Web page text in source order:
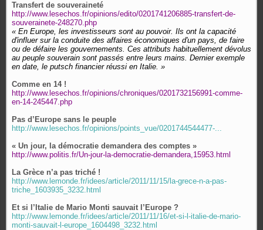
Transfert de souveraineté
http://www.lesechos.fr/opinions/edito/0201741206885-transfert-de-
souverainete-248270.php
« En Europe, les investisseurs sont au pouvoir. Ils ont la capacité
d'influer sur la conduite des affaires économiques d'un pays, de faire
ou de défaire les gouvernements. Ces attributs habituellement dévolus
au peuple souverain sont passés entre leurs mains. Dernier exemple
en date, le putsch financier réussi en Italie. »
Comme en 14 !
http://www.lesechos.fr/opinions/chroniques/0201732156991-comme-
en-14-245447.php
Pas d’Europe sans le peuple
http://www.lesechos.fr/opinions/points_vue/0201744544477-...
« Un jour, la démocratie demandera des comptes »
http://www.politis.fr/Un-jour-la-democratie-demandera,15953.html
La Grèce n’a pas triché !
http://www.lemonde.fr/idees/article/2011/11/15/la-grece-n-a-pas-
triche_1603935_3232.html
Et si l’Italie de Mario Monti sauvait l’Europe ?
http://www.lemonde.fr/idees/article/2011/11/16/et-si-l-italie-de-mario-
monti-sauvait-l-europe_1604498_3232.html